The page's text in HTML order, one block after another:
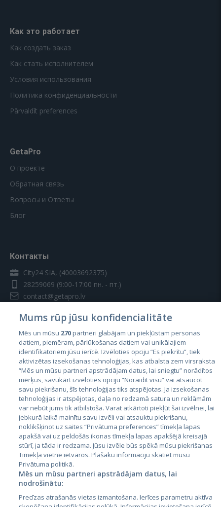
Как это работает
Как создать заказ
Как стать исполнителем
Условия использования
Политика конфиденциальности
Pārvaldīt preferences
GetaPro
О проекте
Обратная связь
Вопросы и Ответы
Блог
Контакты
City24 SIA, (40003692375)
28259069 (9:00-17:00 пн. - пт.)
contact@getapro.lv
Страны
Эстония
Латвия
Литва
City24.lv
City24.ee
CVbankas.lt
Kainos.lt
Mums rūp jūsu konfidencialitāte
Mēs un mūsu 270partneri glabājam un piekļūstam personas
datiem, piemēram, pārlūkošanas datiem vai unikālajiem
identifikatoriem jūsu ierīcē. Izvēloties opciju “Es piekrītu”, tiek
aktivizētas izsekošanas tehnoloģijas, kas atbalsta zem virsraksta
“Mēs un mūsu partneri apstrādājam datus, lai sniegtu” norādītos
mērķus, savukārt izvēloties opciju “Noraidīt visu” vai atsaucot
savu piekrišanu, šīs tehnoloģijas tiks atspējotas. Ja izsekošanas
tehnoloģijas ir atspējotas, daļa no redzamā satura un reklāmām
var nebūt jums tik atbilstoša. Varat atkārtoti piekļūt šai izvēlnei, lai
jebkurā laikā mainītu savu izvēli vai atsauktu piekrišanu,
noklikšķinot uz saites “Privātuma preferences” tīmekļa lapas
apakšā vai uz peldošās ikonas tīmekļa lapas apakšējā kreisajā
stūrī, ja tāda ir redzama. Jūsu izvēle būs spēkā mūsu piekrišanas
Tīmekļa vietne ietvaros. Plašāku informāciju skatiet mūsu
Privātuma politikā.
Mēs un mūsu partneri apstrādājam datus, lai
nodrošinātu:
Precīzas atrašanās vietas izmantošana. Ierīces parametru aktīva